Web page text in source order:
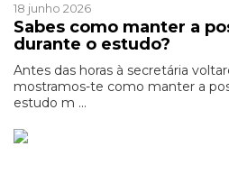
18 junho 2026
Sabes como manter a
durante o estudo?
Antes das horas à secretária
mostramos-te como manter a
estudo m ...